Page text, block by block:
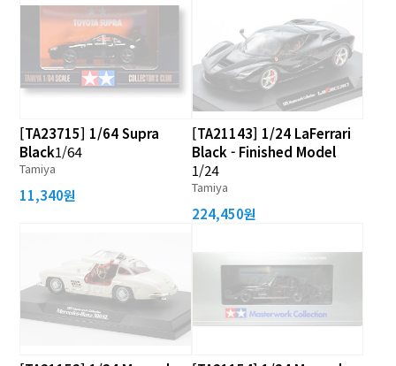
[TA23715] 1/64 Supra
Black1/64
Tamiya
11,340원
[TA21143] 1/24 LaFerrari
Black - Finished Model
1/24
Tamiya
224,450원